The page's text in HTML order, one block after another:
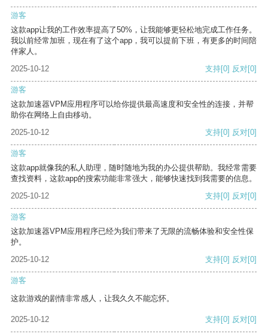
游客
这款app让我的工作效率提高了50%，让我能够更轻松地完成工作任务。
我以前经常加班，现在有了这个app，我可以提前下班，有更多的时间陪
伴家人。
2025-10-12
支持[0] 反对[0]
游客
这款加速器VPM应用程序可以给你提供最高速度和安全性的连接，并帮
助你在网络上自由移动。
2025-10-12
支持[0] 反对[0]
游客
这款app就像我的私人助理，随时随地为我的办公提供帮助。我经常需要
查找资料，这款app的搜索功能非常强大，能够快速找到我需要的信息。
2025-10-12
支持[0] 反对[0]
游客
这款加速器VPM应用程序已经为我们带来了无限的流畅体验和安全性保
护。
2025-10-12
支持[0] 反对[0]
游客
这款游戏的剧情非常感人，让我久久不能忘怀。
2025-10-12 支持[0] 反对[0]